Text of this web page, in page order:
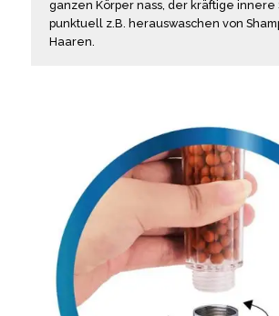
ganzen Körper nass, der kräftige innere
punktuell z.B. herauswaschen von
Haaren.